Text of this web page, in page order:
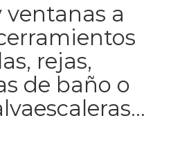
ventanas a
rejas,
de baño o